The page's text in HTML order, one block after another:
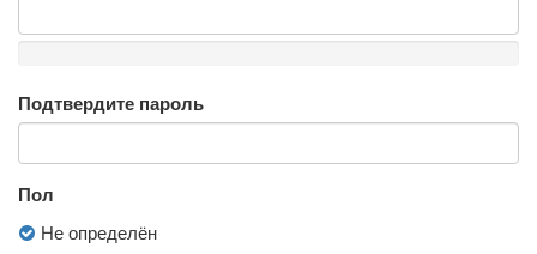
Подтвердите пароль
Пол
Не определён